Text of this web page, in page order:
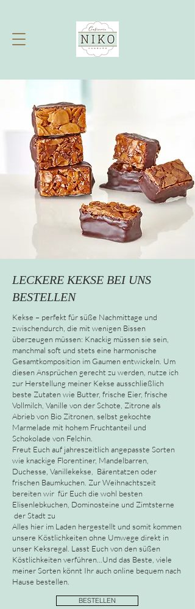
LECKERE KEKSE BEI UNS
BESTELLEN
Kekse – perfekt für süße Nachmittage und
zwischendurch, die mit wenigen Bissen
überzeugen müssen: Knackig müssen sie sein,
manchmal soft und stets eine harmonische
Gesamtkomposition im Gaumen entwickeln. Um
diesen Ansprüchen gerecht zu werden, nutze ich
zur Herstellung meiner Kekse ausschließlich
beste Zutaten wie Butter, frische Eier, frische
Vollmilch, Vanille von der Schote, Zitrone als
Abrieb von Bio Zitronen, selbst gekochte
Marmelade mit hohem Fruchtanteil und
Schokolade von Felchin.
Freut Euch auf jahreszeitlich angepasste Sorten
wie knackige Florentiner, Mandelbarren,
Duchesse, Vanillekekse, Bärentatzen oder
frischen Baumkuchen. Zur Weihnachtszeit
bereiten wir für Euch die wohl besten
Elisenlebkuchen, Dominosteine und Zimtsterne
der Stadt zu
Alles hier im Laden hergestellt und somit kommen
unsere Köstlichkeiten ohne Umwege direkt in
unser Keksregal. Lasst Euch von den süßen
Köstlichkeiten verführen...Und das Beste, viele
meiner Sorten könnt Ihr auch online bequem nach
Hause bestellen.
BESTELLEN